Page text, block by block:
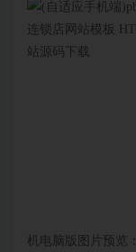
机电脑版图片预览：